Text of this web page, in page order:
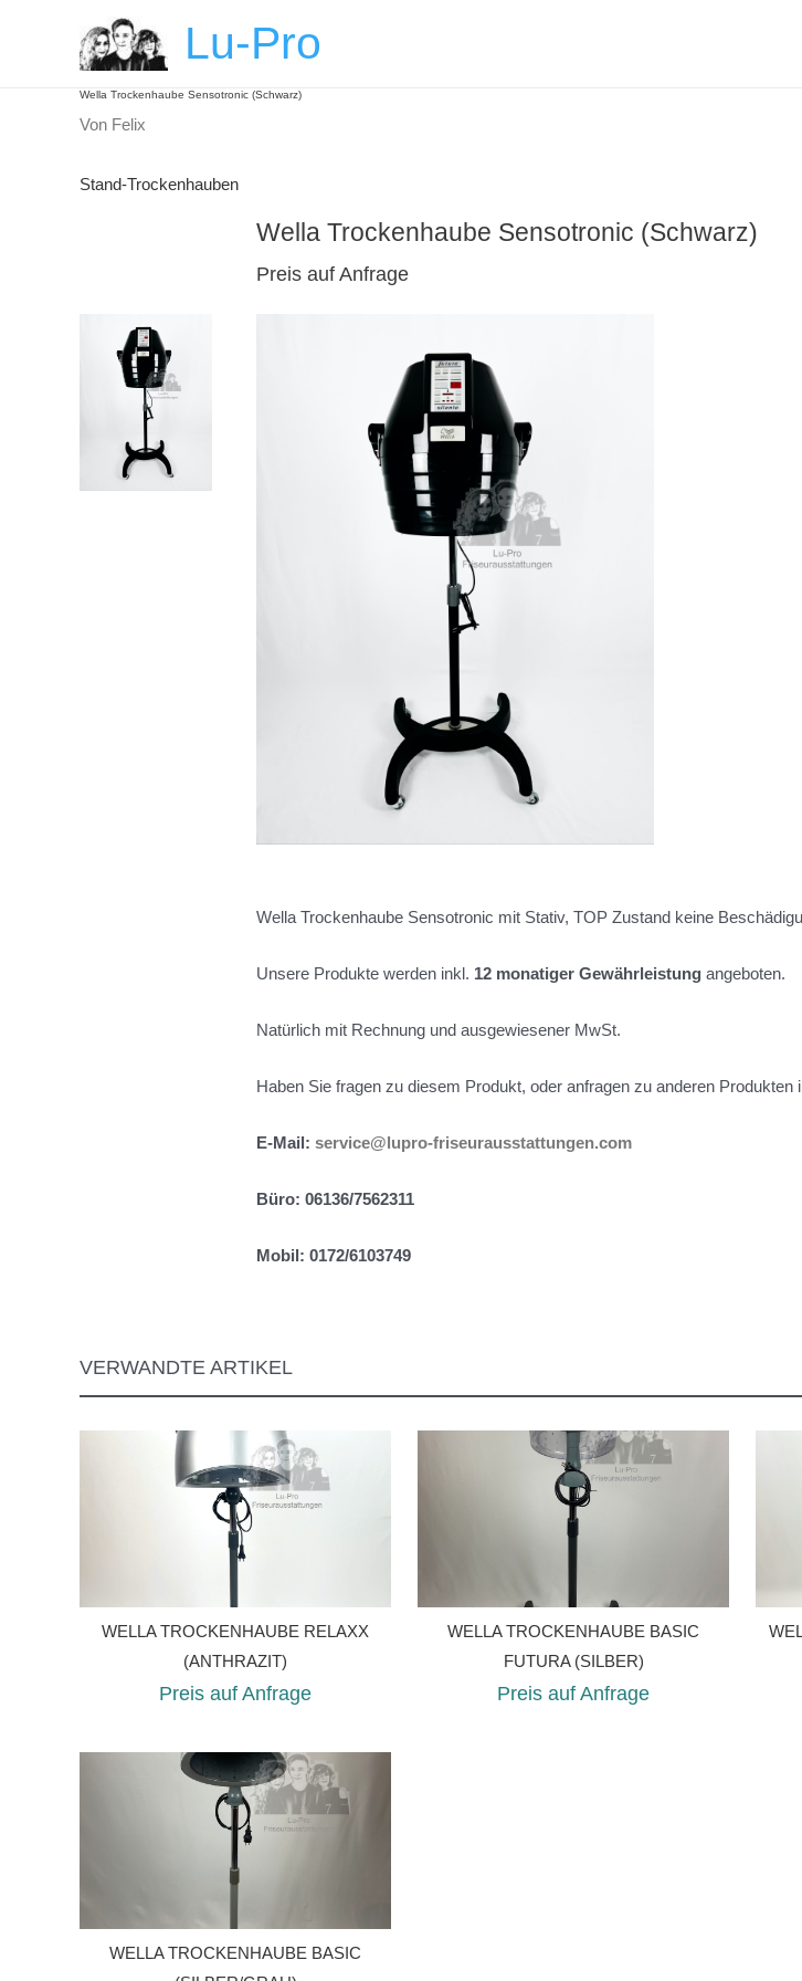
Lu-Pro
Wella Trockenhaube Sensotronic (Schwarz)
Von Felix
Stand-Trockenhauben
Wella Trockenhaube Sensotronic (Schwarz)
Preis auf Anfrage
Wella Trockenhaube Sensotronic mit Stativ, TOP Zustand keine
Unsere Produkte werden inkl. 12 monatiger Gewährleistung angeboten.
Natürlich mit Rechnung und ausgewiesener MwSt.
Haben Sie fragen zu diesem Produkt, oder anfragen zu anderen
E-Mail: service@lupro-friseurausstattungen.com
Büro: 06136/7562311
Mobil: 0172/6103749
VERWANDTE ARTIKEL
WELLA TROCKENHAUBE RELAXX
(ANTHRAZIT)
Preis auf Anfrage
WELLA TROCKENHAUBE BASIC
FUTURA (SILBER)
Preis auf Anfrage
WELLA TROCKENHAUBE BASIC
navigation